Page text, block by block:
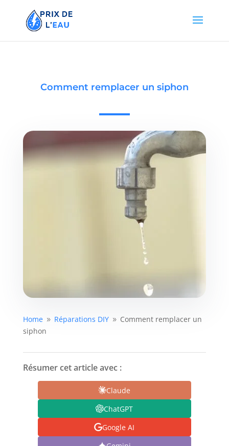
Comment remplacer un siphon
Home 9 Réparations DIY 9 Comment remplacer un
siphon
Résumer cet article avec :
Claude
ChatGPT
Google AI